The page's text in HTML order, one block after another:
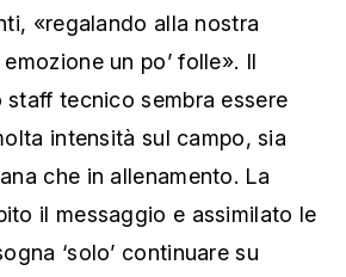
«regalando alla nostra
un po’ folle». Il
tecnico sembra essere
intensità sul campo, sia
che in allenamento. La
il messaggio e assimilato le
‘solo’ continuare su